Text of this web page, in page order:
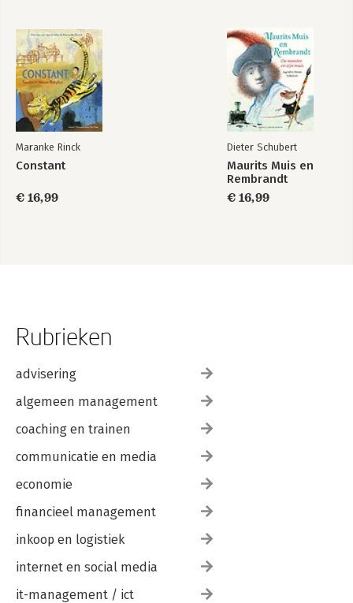
Maranke Rinck
Constant
€ 16,99
Dieter Schubert
Maurits Muis en
Rembrandt
€ 16,99
Rubrieken
advisering
algemeen management
coaching en trainen
communicatie en media
economie
financieel management
inkoop en logistiek
internet en social media
it-management / ict